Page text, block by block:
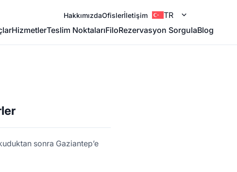
HakkımızdaOfislerİletişim
TR
HizmetlerTeslim NoktalarıFiloRezervasyon SorgulaBlog
sonra Gaziantep’e